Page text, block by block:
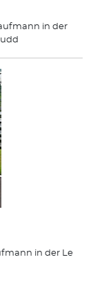
in der
in der Le